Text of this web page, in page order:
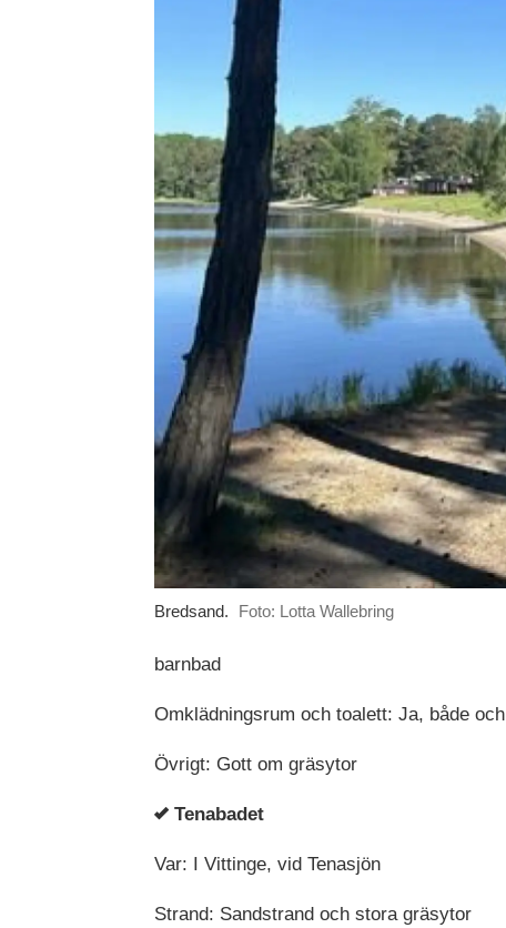
Bredsand. Foto: Lotta Wallebring
barnbad
Omklädningsrum och toalett: Ja, både och
Övrigt: Gott om gräsytor
Tenabadet
Var: I Vittinge, vid Tenasjön
Strand: Sandstrand och stora gräsytor